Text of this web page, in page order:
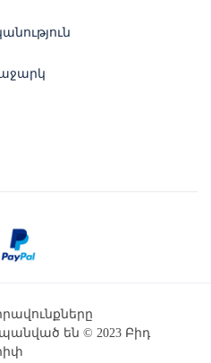
են © 2023 Բիդ